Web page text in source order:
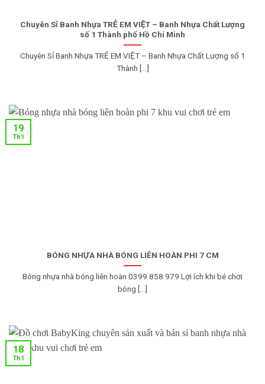
Chuyên Sỉ Banh Nhựa TRẺ EM VIỆT – Banh Nhựa Chất Lượng
số 1 Thành phố Hồ Chí Minh
Chuyên Sỉ Banh Nhựa TRẺ EM VIỆT – Banh Nhựa Chất Lượng số 1
Thành [...]
BÓNG NHỰA NHÀ BÓNG LIÊN HOÀN PHI 7 CM
Bóng nhựa nhà bóng liên hoàn 0399 858 979 Lợi ích khi bé chơi
bóng [...]
19
Th1
18
Th1